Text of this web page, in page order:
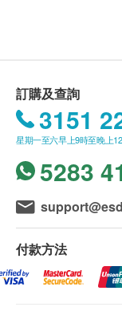
乳房X光造影 (3D)
HK$3,450.0
HK$2,070.0
DEXA骨質密度
HK$2,300.0
專業註冊營養師
HK$1,000.0
網購
查詢，須向
訂購及查詢
3151
星期一至六早上9時至晚上
5283
付款方法